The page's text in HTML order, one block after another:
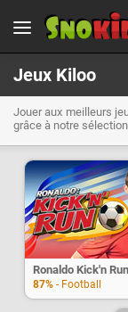
Jeux Kiloo
Jouer aux meilleurs
grâce à notre
Ronaldo Kick'n Run
87% - Football